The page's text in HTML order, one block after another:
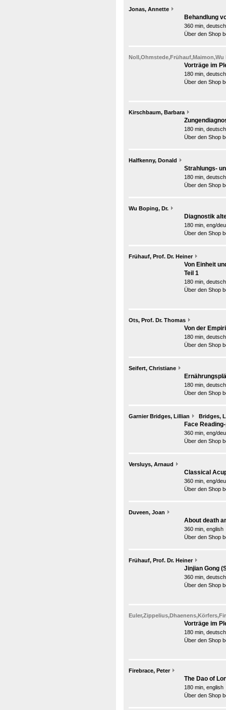
Jonas, Annette
Behandlung
360 min, deutsch
Über den Shop
Noll,Ohmstede,Frühauf,Maimon,Wu
Vorträge im
180 min, deutsch
Über den Shop
Kirschbaum, Barbara
180 min, deutsch
Über den Shop
Halfkenny, Donald
Strahlungs-
180 min, deutsch
Über den Shop
Wu Boping, Dr.
Diagnostik
180 min, eng/deu
Über den Shop
Frühauf, Prof. Dr. Heiner
Von Einheit
Teil 1
180 min, deutsch
Über den Shop
Ots, Prof. Dr. Thomas
Von der
180 min, deutsch
Über den Shop
Seifert, Christiane
180 min, deutsch
Über den Shop
Garnier Bridges, Lillian Bridges,
Face
360 min, eng/deu
Über den Shop
Versluys, Arnaud
Classical
360 min, eng/deu
Über den Shop
Duveen, Joan
About death
360 min, english
Über den Shop
Frühauf, Prof. Dr. Heiner
Jinjian Gong
360 min, deutsch
Über den Shop
Vorträge im
180 min, deutsch
Über den Shop
Firebrace, Peter
The Dao of
180 min, english
Über den Shop